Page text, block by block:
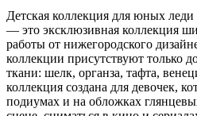
Детская коллекция для юных
— это эксклюзивная коллекция
работы от нижегородского
коллекции присутствуют только
ткани: шелк, органза, тафта,
коллекция создана для девочек,
подиумах и на обложках